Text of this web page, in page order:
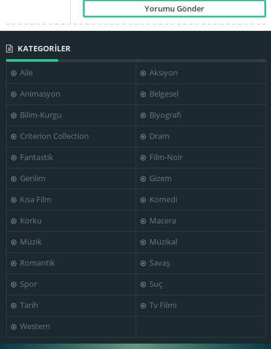
Marga Barbu
Ciubotărașu
Toma Caragiu
KATEGORİLER
Aile
Aksiyon
Animasyon
Belgesel
Bilim-Kurgu
Biyografi
Criterion Collection
Dram
Fantastik
Film-Noir
Gerilim
Gizem
Kısa Film
Komedi
Korku
Macera
Müzik
Müzikal
Romantik
Savaş
Spor
Suç
Tarih
Tv Filmi
Western